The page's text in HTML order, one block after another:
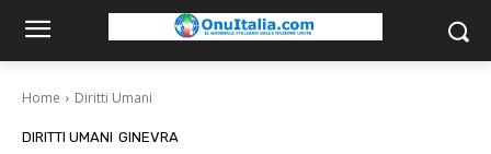
Home Diritti Umani
DIRITTI UMANI GINEVRA